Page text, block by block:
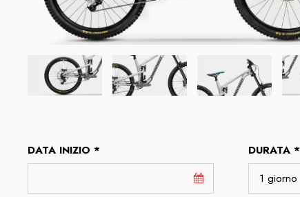
DATA INIZIO * DURATA *